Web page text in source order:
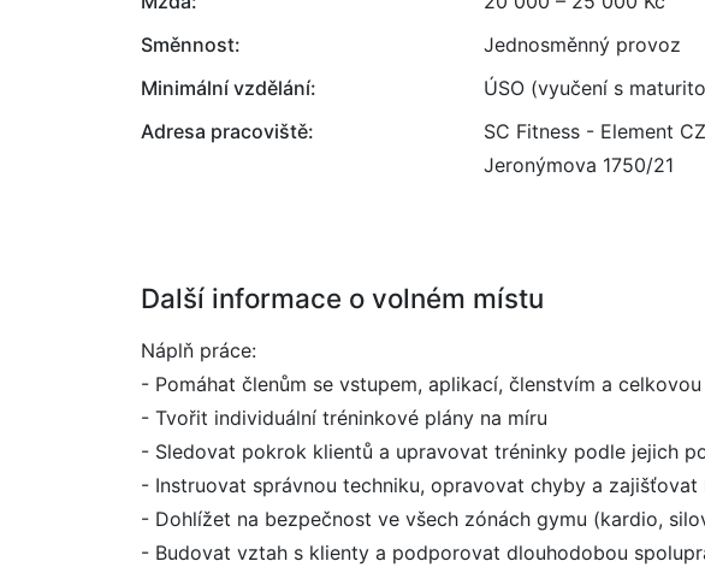
Směnnost:
Jednosměnný provoz
Minimální vzdělání:
ÚSO (vyučení s
Adresa pracoviště:
SC Fitness - Element
Jeronýmova 1750/21
Další informace o volném místu
Náplň práce:
- Pomáhat členům se vstupem, aplikací, členstvím a
- Tvořit individuální tréninkové plány na míru
- Sledovat pokrok klientů a upravovat tréninky podle jejich
- Instruovat správnou techniku, opravovat chyby a zajišťovat
- Dohlížet na bezpečnost ve všech zónách gymu (kardio,
- Budovat vztah s klienty a podporovat dlouhodobou